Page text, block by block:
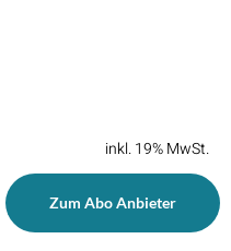
inkl. 19% MwSt.
Zum Abo Anbieter